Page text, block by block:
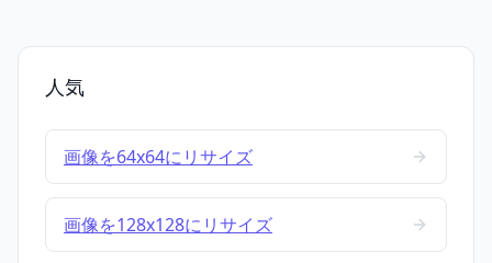
人気
画像を64x64にリサイズ
画像を128x128にリサイズ